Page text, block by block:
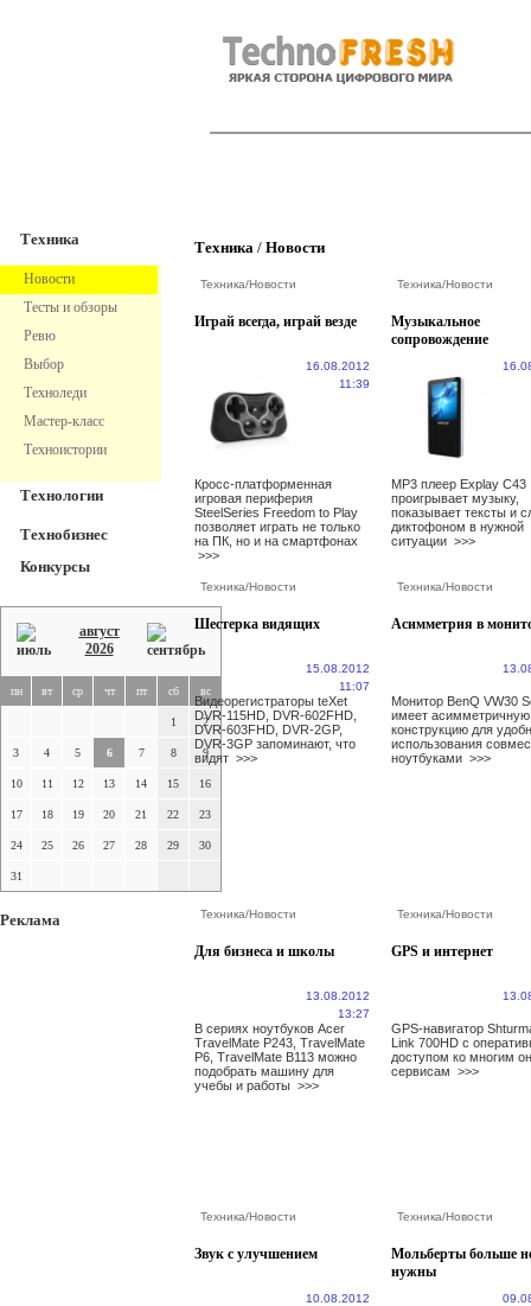
Техника
Новости
Тесты и обзоры
Ревю
Выбор
Техноледи
Мастер-класс
Техноистории
Технологии
Технобизнес
Конкурсы
август
2026
пн вт ср чт пт сб вс
1 2
3 4 5 6 7 8 9
10 11 12 13 14 15 16
17 18 19 20 21 22 23
24 25 26 27 28 29 30
31
Реклама
Техника / Новости
Техника/Новости
Играй всегда, играй везде
16.08.2012
11:39
Кросс-платформенная
игровая периферия
SteelSeries Freedom to Play
позволяет играть не только
на ПК, но и на смартфонах
>>>
Техника/Новости
Музыкальное
сопровождение
МР3 плеер Explay C43
проигрывает музыку,
показывает тексты и
диктофоном в нужной
ситуации >>>
Техника/Новости
Шестерка видящих
15.08.2012
11:07
Видеорегистраторы teXet
DVR-115HD, DVR-602FHD,
DVR-603FHD, DVR-2GP,
DVR-3GP запоминают, что
видят >>>
Техника/Новости
Асимметрия в
Монитор BenQ VW30
имеет асимметричную
конструкцию для
использования
ноутбуками >>>
Техника/Новости
Для бизнеса и школы
13.08.2012
13:27
В сериях ноутбуков Acer
TravelMate P243, TravelMate
P6, TravelMate B113 можно
подобрать машину для
учебы и работы >>>
Техника/Новости
GPS и интернет
GPS-навигатор
Link 700HD с
доступом ко многим
сервисам >>>
Техника/Новости
Звук с улучшением
10.08.2012
Техника/Новости
Мольберты больше
нужны